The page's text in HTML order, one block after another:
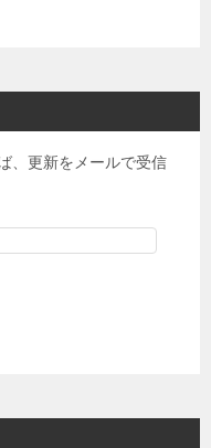
、更新をメールで受信